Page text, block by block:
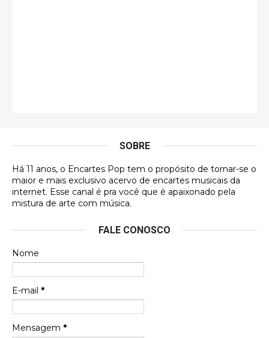
DVD MIDINHO
Francierton
futuras aquisições, e olhando o encarte aqui, me
Francierton
Espero que tenham sentido minha falta, informo
que estou de volta para trazer mais contribuições
SOBRE
Há 11 anos, o Encartes Pop tem o propósito de tornar-se o
maior e mais exclusivo acervo de encartes musicais da
internet. Esse canal é pra você que é apaixonado pela
mistura de arte com música.
FALE CONOSCO
Nome
E-mail *
Mensagem *